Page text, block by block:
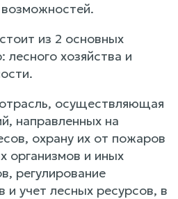
из 2 основных
лесного хозяйства и
осуществляющая
направленных на
охрану их от пожаров
организмов и иных
регулирование
и учет лесных ресурсов, в